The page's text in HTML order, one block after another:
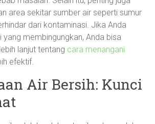
area sekitar sumber air seperti sumur
dari kontaminasi. Jika Anda
yang membingungkan, Anda bisa
lanjut tentang cara menangani
efektif.
Air Bersih: Kunci